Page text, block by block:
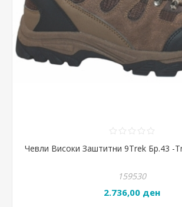
Чевли Високи Заштитни 9Тrek Бр.43 -
159530
2.736,00 ден